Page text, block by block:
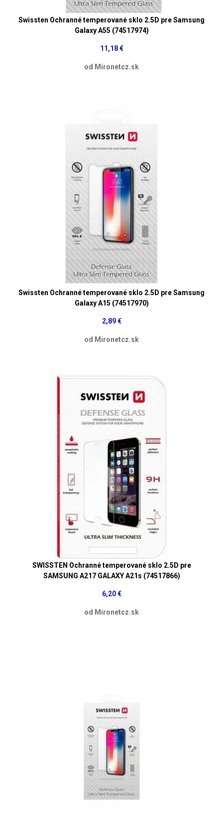
Swissten Ochranné temperované sklo 2.5D pre Samsung
Galaxy A55 (74517974)
11,18 €
od Mironetcz.sk
Swissten Ochranné temperované sklo 2.5D pre Samsung
Galaxy A15 (74517970)
2,89 €
od Mironetcz.sk
SWISSTEN Ochranné temperované sklo 2.5D pre
SAMSUNG A217 GALAXY A21s (74517866)
6,20 €
od Mironetcz.sk